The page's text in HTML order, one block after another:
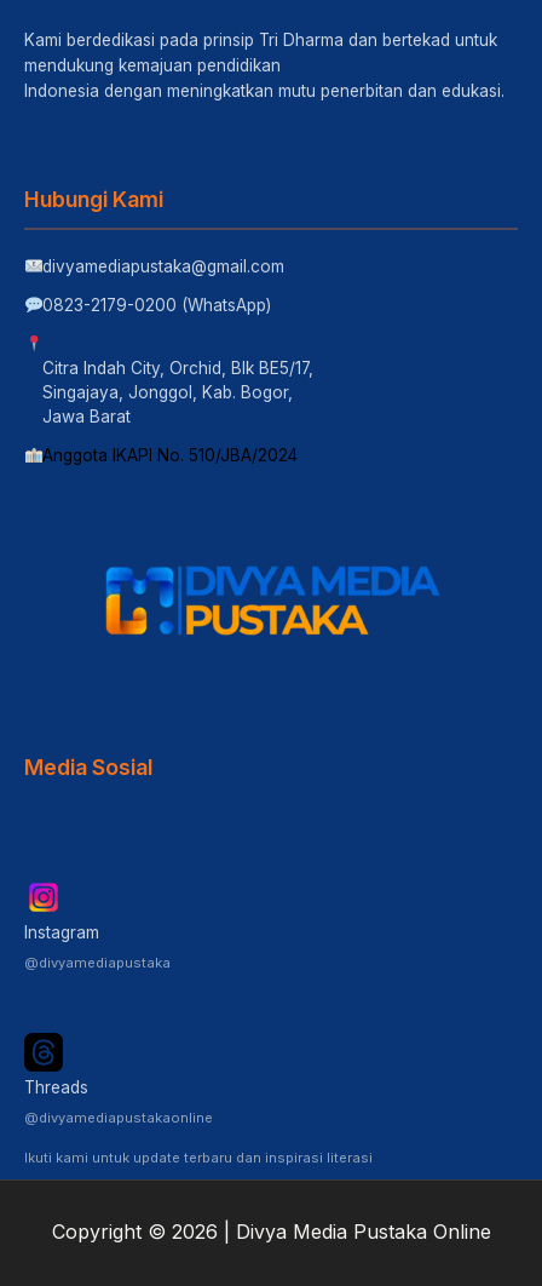
Kami berdedikasi pada prinsip Tri Dharma dan bertekad untuk
mendukung kemajuan pendidikan
Indonesia dengan meningkatkan mutu penerbitan dan edukasi.
Hubungi Kami
divyamediapustaka@gmail.com
0823-2179-0200 (WhatsApp)
Citra Indah City, Orchid, Blk BE5/17,
Singajaya, Jonggol, Kab. Bogor,
Jawa Barat
Anggota IKAPI No. 510/JBA/2024
Media Sosial
Instagram
@divyamediapustaka
Threads
@divyamediapustakaonline
Ikuti kami untuk update terbaru dan inspirasi literasi
Copyright © 2026 | Divya Media Pustaka Online